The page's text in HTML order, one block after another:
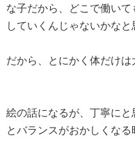
な子だから、どこで働い
していくんじゃないかなと
だから、とにかく体だけは
絵の話になるが、丁寧に
とバランスがおかしくなる